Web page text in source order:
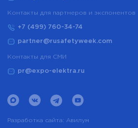
Контакты для партнеров и экспонентов
+7 (499) 760-34-74
partner@rusafetyweek.com
Контакты для СМИ
pr@expo-elektra.ru
Разработка сайта: Авилум